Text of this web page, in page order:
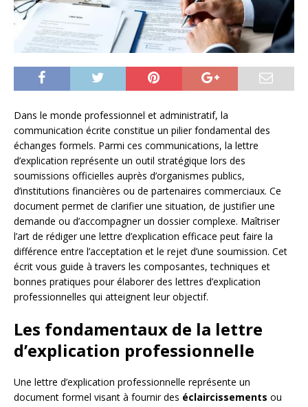
Dans le monde professionnel et administratif, la
communication écrite constitue un pilier fondamental des
échanges formels. Parmi ces communications, la lettre
d’explication représente un outil stratégique lors des
soumissions officielles auprès d’organismes publics,
d’institutions financières ou de partenaires commerciaux. Ce
document permet de clarifier une situation, de justifier une
demande ou d’accompagner un dossier complexe. Maîtriser
l’art de rédiger une lettre d’explication efficace peut faire la
différence entre l’acceptation et le rejet d’une soumission. Cet
écrit vous guide à travers les composantes, techniques et
bonnes pratiques pour élaborer des lettres d’explication
professionnelles qui atteignent leur objectif.
Les fondamentaux de la lettre
d’explication professionnelle
Une lettre d’explication professionnelle représente un
document formel visant à fournir des éclaircissements ou